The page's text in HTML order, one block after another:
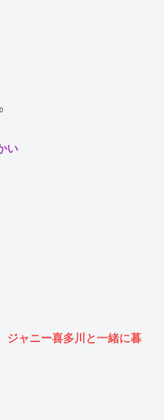
い
ジャニー喜多川と一緒に暮